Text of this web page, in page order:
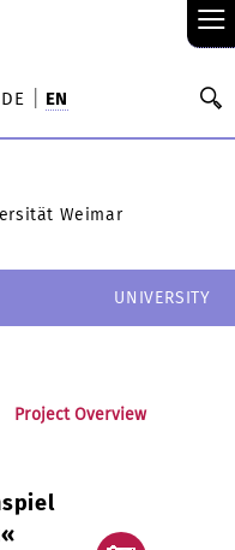
≡
DE EN
Weimar
UNIVERSITY
Project Overview